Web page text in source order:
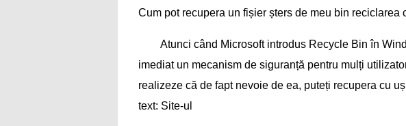
Cum pot recupera un fișier șters de meu bin reciclarea
Atunci când Microsoft introdus Recycle Bin în
imediat un mecanism de siguranță pentru mulți
realizeze că de fapt nevoie de ea, puteți recupera cu
text: Site-ul